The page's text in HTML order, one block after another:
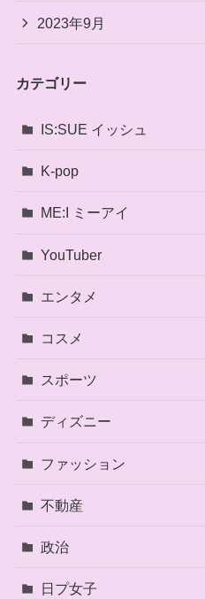
2023年9月
カテゴリー
IS:SUE イッシュ
K-pop
ME:I ミーアイ
YouTuber
エンタメ
コスメ
スポーツ
ディズニー
ファッション
不動産
政治
日プ女子